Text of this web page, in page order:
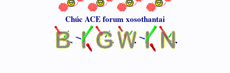
Chúc ACE forum xosothantai